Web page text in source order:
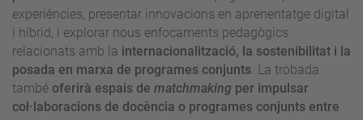
experiències, presentar innovacions en aprenentatge digital
i híbrid, i explorar nous enfocaments pedagògics
relacionats amb la internacionalització, la sostenibilitat i la
posada en marxa de programes conjunts. La trobada
també oferirà espais de matchmaking per impulsar
col·laboracions de docència o programes conjunts entre